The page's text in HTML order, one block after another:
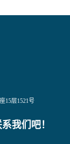
15层1521号
我们吧！